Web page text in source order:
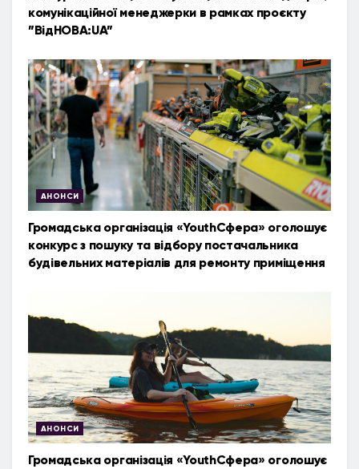
комунікаційної менеджерки в рамках проєкту
”ВідНОВА:UA”
АНОНСИ
Громадська організація «YouthСфера» оголошує
конкурс з пошуку та відбору постачальника
будівельних матеріалів для ремонту приміщення
АНОНСИ
Громадська організація «YouthСфера» оголошує